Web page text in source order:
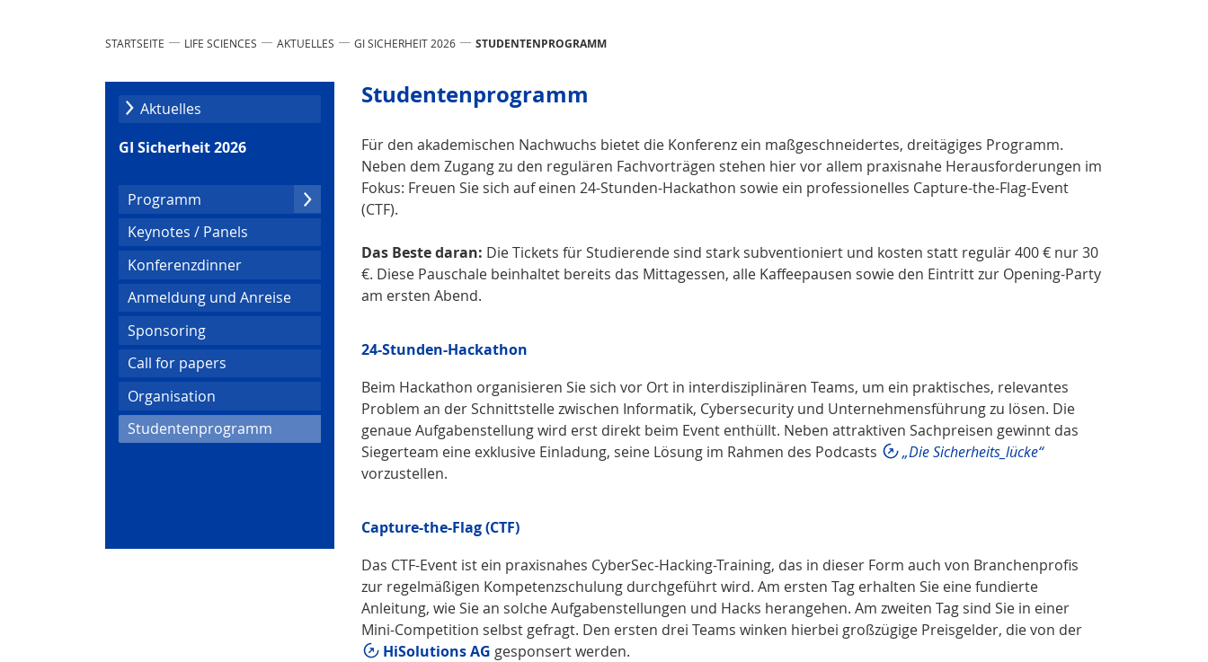
STARTSEITE LIFE SCIENCES AKTUELLES GI SICHERHEIT 2026 STUDENTENPROGRAMM
Aktuelles
GI Sicherheit 2026
Programm
Keynotes / Panels
Konferenzdinner
Anmeldung und Anreise
Sponsoring
Call for papers
Organisation
Studentenprogramm
Studentenprogramm
Für den akademischen Nachwuchs bietet die Konferenz ein maßgeschneidertes, dreitägiges Programm.
Neben dem Zugang zu den regulären Fachvorträgen stehen hier vor allem praxisnahe Herausforderungen im
Fokus: Freuen Sie sich auf einen 24-Stunden-Hackathon sowie ein professionelles Capture-the-Flag-Event
(CTF).
Das Beste daran: Die Tickets für Studierende sind stark subventioniert und kosten statt regulär 400 € nur 30
€. Diese Pauschale beinhaltet bereits das Mittagessen, alle Kaffeepausen sowie den Eintritt zur Opening-Party
am ersten Abend.
24-Stunden-Hackathon
Beim Hackathon organisieren Sie sich vor Ort in interdisziplinären Teams, um ein praktisches, relevantes
Problem an der Schnittstelle zwischen Informatik, Cybersecurity und Unternehmensführung zu lösen. Die
genaue Aufgabenstellung wird erst direkt beim Event enthüllt. Neben attraktiven Sachpreisen gewinnt das
Siegerteam eine exklusive Einladung, seine Lösung im Rahmen des Podcasts
„Die Sicherheits_lücke“
vorzustellen.
Capture-the-Flag (CTF)
Das CTF-Event ist ein praxisnahes CyberSec-Hacking-Training, das in dieser Form auch von Branchenprofis
zur regelmäßigen Kompetenzschulung durchgeführt wird. Am ersten Tag erhalten Sie eine fundierte
Anleitung, wie Sie an solche Aufgabenstellungen und Hacks herangehen. Am zweiten Tag sind Sie in einer
Mini-Competition selbst gefragt. Den ersten drei Teams winken hierbei großzügige Preisgelder, die von der
HiSolutions AG gesponsert werden.